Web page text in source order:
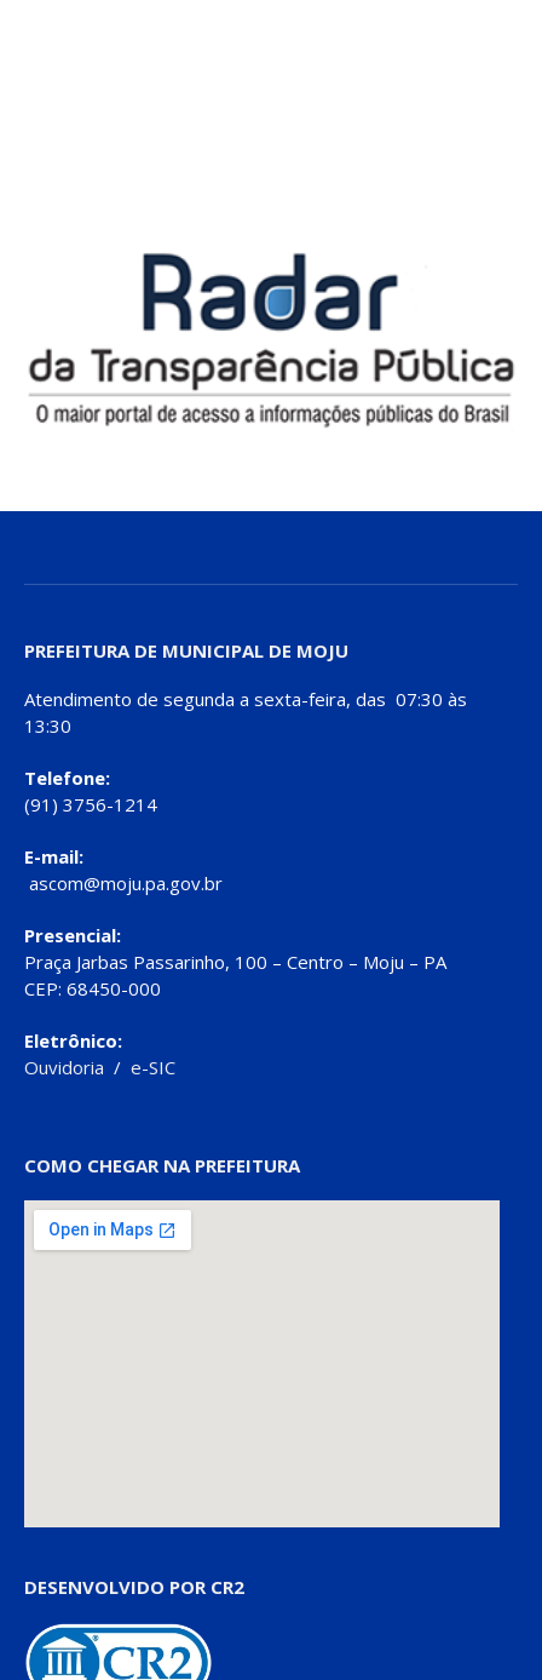
PREFEITURA DE MUNICIPAL DE MOJU
Atendimento de segunda a sexta-feira, das 07:30 às
13:30
Telefone:
(91) 3756-1214
E-mail:
ascom@moju.pa.gov.br
Presencial:
Praça Jarbas Passarinho, 100 – Centro – Moju – PA
CEP: 68450-000
Eletrônico:
Ouvidoria / e-SIC
COMO CHEGAR NA PREFEITURA
DESENVOLVIDO POR CR2